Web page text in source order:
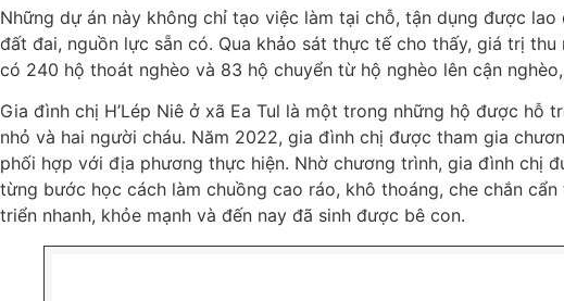
Những dự án này không chỉ tạo việc làm tại chỗ, tận dụng được
đất đai, nguồn lực sẵn có. Qua khảo sát thực tế cho thấy, giá trị
có 240 hộ thoát nghèo và 83 hộ chuyển từ hộ nghèo lên cận
Gia đình chị H’Lép Niê ở xã Ea Tul là một trong những hộ được hỗ
nhỏ và hai người cháu. Năm 2022, gia đình chị được tham gia
phối hợp với địa phương thực hiện. Nhờ chương trình, gia đình chị
từng bước học cách làm chuồng cao ráo, khô thoáng, che chắn
triển nhanh, khỏe mạnh và đến nay đã sinh được bê con.